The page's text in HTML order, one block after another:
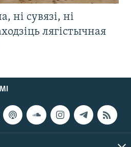
ні сувязі, ні
лягістычная